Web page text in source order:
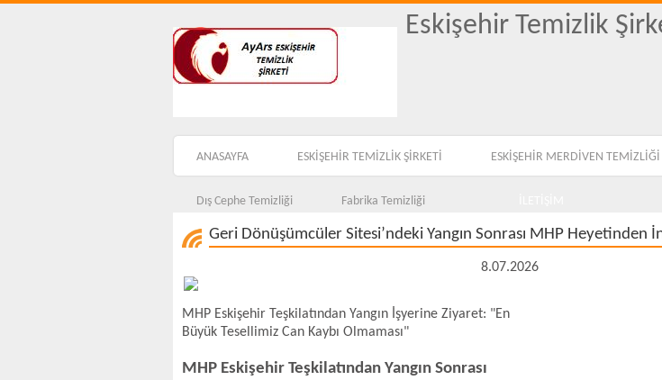
Eskişehir Temizlik
ANASAYFA ESKİŞEHİR TEMİZLİK ŞİRKETİ ESKİŞEHİR MERDİVEN TEMİZLİĞİ
Dış Cephe Temizliği Fabrika Temizliği
Geri Dönüşümcüler Sitesi’ndeki Yangın Sonrası MHP Heyetinden
8.07.2026
MHP Eskişehir Teşkilatından Yangın İşyerine Ziyaret: "En
Büyük Tesellimiz Can Kaybı Olmaması"
MHP Eskişehir Teşkilatından Yangın Sonrası